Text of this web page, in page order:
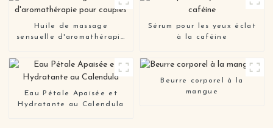
cernes
Huile de massage
sensuelle d'aromathérapie
Sérum pour les yeux éclat
à la caféine
Eau Pétale Apaisée et
Hydratante au Calendula
Beurre corporel à la
mangue